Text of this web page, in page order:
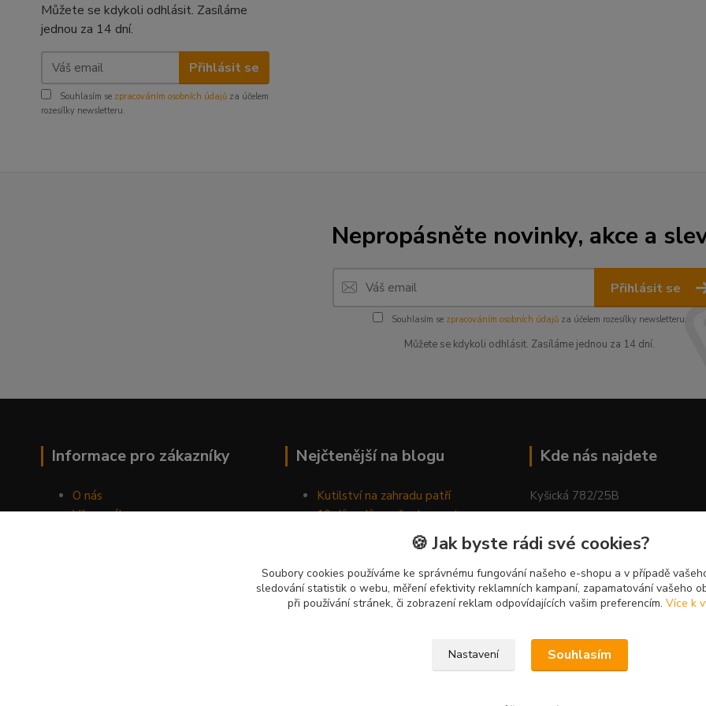
Můžete se kdykoli odhlásit. Zasíláme
jednou za 14 dní.
Přihlásit se
Souhlasím se zpracováním osobních údajů za účelem
rozesílky newsletteru.
Nepropásněte novinky, akce a
Přihlásit se
Souhlasím se zpracováním osobních údajůza účelem rozesílky newsletteru.
Můžete se kdykoli odhlásit. Zasíláme jednou za 14 dní.
Informace pro zákazníky
O nás
Vše o nákupu
Nejčtenější na blogu
Kutilství na zahradu patří
10 důvodů, proč relaxovat
chozením do přírody
Jak správně pěstovat tulipány
Náhodně generovaný článek
Kde nás najdete
Kyšická 782/25B
🍪 Jak byste rádi své cookies?
Soubory cookies používáme ke správnému fungování našeho e-shopu a v případě
sledování statistik o webu, měření efektivity reklamních kampaní, zapamatování vašeho
při používání stránek, či zobrazení reklam odpovídajících vašim preferencím. Více k
Nastavení Souhlasím